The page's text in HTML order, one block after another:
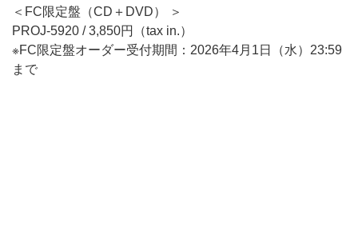
＜FC限定盤（CD＋DVD） ＞
PROJ-5920 / 3,850円（tax in.）
※FC限定盤オーダー受付期間：2026年4月1日（水）23:59
まで